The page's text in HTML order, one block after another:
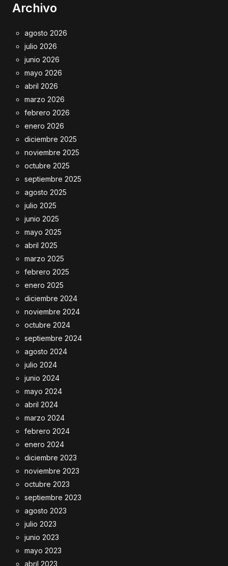
Archivo
agosto 2026
julio 2026
junio 2026
mayo 2026
abril 2026
marzo 2026
febrero 2026
enero 2026
diciembre 2025
noviembre 2025
octubre 2025
septiembre 2025
agosto 2025
julio 2025
junio 2025
mayo 2025
abril 2025
marzo 2025
febrero 2025
enero 2025
diciembre 2024
noviembre 2024
octubre 2024
septiembre 2024
agosto 2024
julio 2024
junio 2024
mayo 2024
abril 2024
marzo 2024
febrero 2024
enero 2024
diciembre 2023
noviembre 2023
octubre 2023
septiembre 2023
agosto 2023
julio 2023
junio 2023
mayo 2023
abril 2023